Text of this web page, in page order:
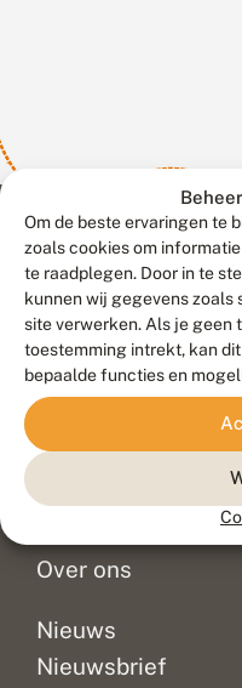
Om de beste ervaringen te
zoals cookies om
te raadplegen. Door in te
kunnen wij gegevens zoals
site verwerken. Als je
toestemming intrekt, kan
bepaalde functies en
Contact
Veelgestelde
Doneer
Over ons
Nieuws
Nieuwsbrief
Meld
©
Duurzaam ontwikkeld
Blue